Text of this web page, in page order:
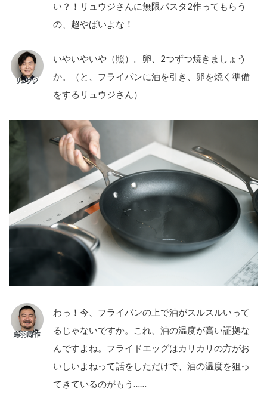
い？！リュウジさんに無限パスタ2作ってもらう
の、超やばいよな！
いやいやいや（照）。卵、2つずつ焼きましょう
か。（と、フライパンに油を引き、卵を焼く準備
をするリュウジさん）
わっ！今、フライパンの上で油がスルスルいって
るじゃないですか。これ、油の温度が高い証拠な
んですよね。フライドエッグはカリカリの方がお
いしいよねって話をしただけで、油の温度を狙っ
てきているのがもう……